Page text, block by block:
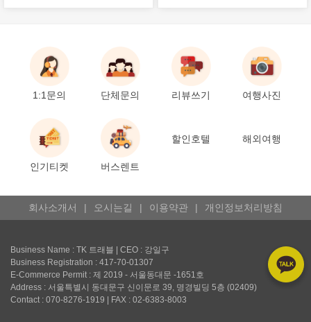
1:1문의 단체문의 리뷰쓰기 여행사진
인기티켓 버스렌트
할인호텔 해외여행
회사소개서 오시는길 | 이용약관 개인정보처리방침
Business Name : TK 트래블 | CEO : 강일구
Business Registration : 417-70-01307
E-Commerce Permit : 제 2019 - 서울동대문 -1651호
Address : 서울특별시 동대문구 신이문로 39, 명경빌딩 5층 (02409)
Contact : 070-8276-1919 | FAX : 02-6383-8003